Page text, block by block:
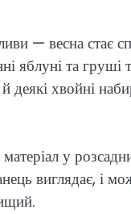
— весна стає
яблуні та
деякі хвойні
у
виглядає, і